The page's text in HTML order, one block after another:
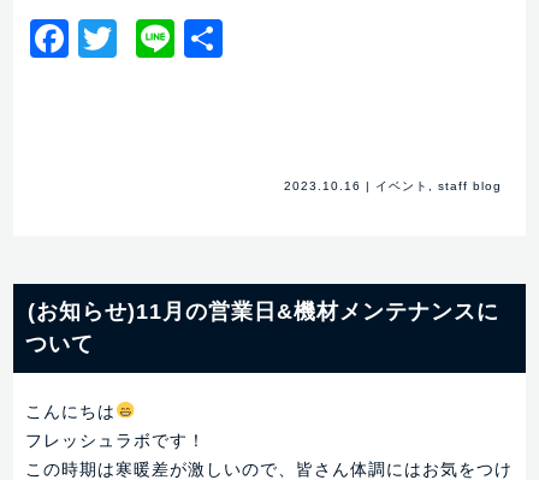
Facebook
Twitter
Line
2023.10.16 | イベント staff blog
(お知らせ)11月の営業日&機材メンテナンスに
ついて
こんにちは
フレッシュラボです！
この時期は寒暖差が激しいので、皆さん体調にはお気をつけ